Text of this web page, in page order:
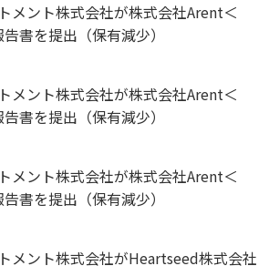
メント株式会社が株式会社Arent＜
書を提出（保有減少）
メント株式会社が株式会社Arent＜
書を提出（保有減少）
メント株式会社が株式会社Arent＜
書を提出（保有減少）
メント株式会社がHeartseed株式会社